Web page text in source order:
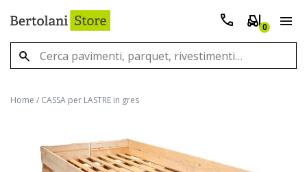
0
Home / CASSA per LASTRE in gres